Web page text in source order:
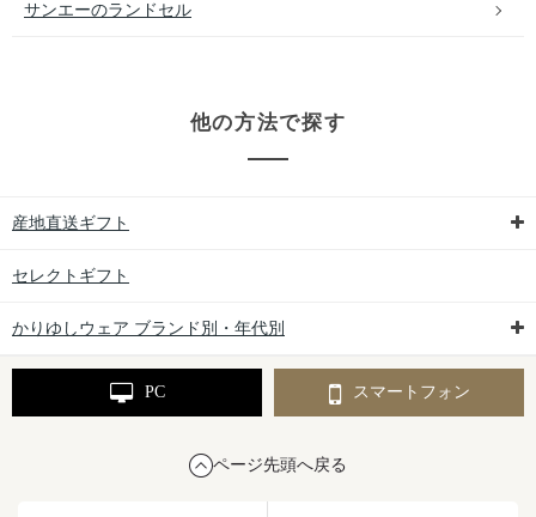
サンエーのランドセル
他の方法で探す
産地直送ギフト
セレクトギフト
かりゆしウェア ブランド別・年代別
PC スマートフォン
ページ先頭へ戻る